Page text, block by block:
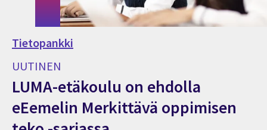
Tietopankki
UUTINEN
LUMA-etäkoulu on ehdolla
eEemelin Merkittävä oppimisen